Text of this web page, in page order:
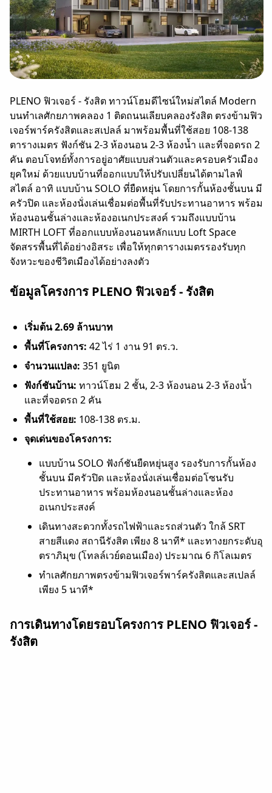
PLENO ฟิวเจอร์ - รังสิต ทาวน์โฮมดีไซน์ใหม่สไตล์ Modern
บนทำเลศักยภาพคลอง 1 ติดถนนเลียบคลองรังสิต ตรงข้ามฟิว
เจอร์พาร์ครังสิตและสเปลล์ มาพร้อมพื้นที่ใช้สอย 108-138
ตารางเมตร ฟังก์ชัน 2-3 ห้องนอน 2-3 ห้องน้ำ และที่จอดรถ 2
คัน ตอบโจทย์ทั้งการอยู่อาศัยแบบส่วนตัวและครอบครัวเมือง
ยุคใหม่ ด้วยแบบบ้านที่ออกแบบให้ปรับเปลี่ยนได้ตามไลฟ์
สไตล์ อาทิ แบบบ้าน SOLO ที่ยืดหยุ่น โดยการกั้นห้องชั้นบน มี
ครัวปิด และห้องนั่งเล่นเชื่อมต่อพื้นที่รับประทานอาหาร พร้อม
ห้องนอนชั้นล่างและห้องอเนกประสงค์ รวมถึงแบบบ้าน
MIRTH LOFT ที่ออกแบบห้องนอนหลักแบบ Loft Space
จัดสรรพื้นที่ได้อย่างอิสระ เพื่อให้ทุกตารางเมตรรองรับทุก
จังหวะของชีวิตเมืองได้อย่างลงตัว
ข้อมูลโครงการ PLENO ฟิวเจอร์ - รังสิต
เริ่มต้น 2.69 ล้านบาท
พื้นที่โครงการ: 42 ไร่ 1 งาน 91 ตร.ว.
จำนวนแปลง: 351 ยูนิต
ฟังก์ชันบ้าน: ทาวน์โฮม 2 ชั้น, 2-3 ห้องนอน 2-3 ห้องน้ำ
และที่จอดรถ 2 คัน
พื้นที่ใช้สอย: 108-138 ตร.ม.
จุดเด่นของโครงการ:
แบบบ้าน SOLO ฟังก์ชันยืดหยุ่นสูง รองรับการกั้นห้อง
ชั้นบน มีครัวปิด และห้องนั่งเล่นเชื่อมต่อโซนรับ
ประทานอาหาร พร้อมห้องนอนชั้นล่างและห้อง
อเนกประสงค์
เดินทางสะดวกทั้งรถไฟฟ้าและรถส่วนตัว ใกล้ SRT
สายสีแดง สถานีรังสิต เพียง 8 นาที* และทางยกระดับอุ
ตราภิมุข (โทลล์เวย์ดอนเมือง) ประมาณ 6 กิโลเมตร
ทำเลศักยภาพตรงข้ามฟิวเจอร์พาร์ครังสิตและสเปลล์
เพียง 5 นาที*
การเดินทางโดยรอบโครงการ PLENO ฟิวเจอร์ -
รังสิต